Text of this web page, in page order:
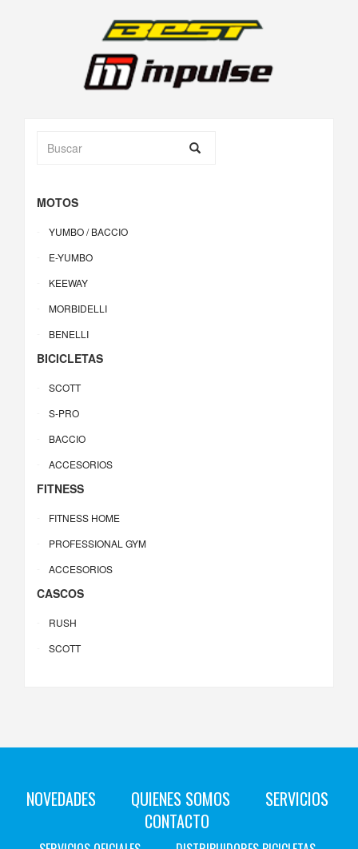
MOTOS
YUMBO / BACCIO
E-YUMBO
KEEWAY
MORBIDELLI
BENELLI
BICICLETAS
SCOTT
S-PRO
BACCIO
ACCESORIOS
FITNESS
FITNESS HOME
PROFESSIONAL GYM
ACCESORIOS
CASCOS
RUSH
SCOTT
NOVEDADES QUIENES SOMOS
SERVICIOS
CONTACTO